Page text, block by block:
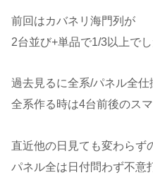
前回はカバネリ海門列が
2台並び+単品で1/3以上で
過去見るに全系/パネル全仕
全系作る時は4台前後のス
直近他の日見ても変わらず
パネル全は日付問わず不意